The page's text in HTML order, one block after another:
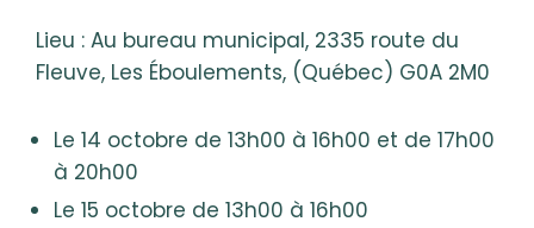
Lieu : Au bureau municipal, 2335 route du
Fleuve, Les Éboulements, (Québec) G0A 2M0
Le 14 octobre de 13h00 à 16h00 et de 17h00
à 20h00
Le 15 octobre de 13h00 à 16h00